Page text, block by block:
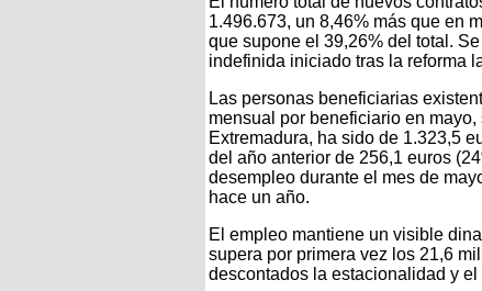
1.496.673, un 8,46% más que en
que supone el 39,26% del total.
indefinida iniciado tras la reforma
Las personas beneficiarias
mensual por beneficiario en
Extremadura, ha sido de 1.323,5
del año anterior de 256,1 euros
desempleo durante el mes de
hace un año.
El empleo mantiene un visible
supera por primera vez los 21,6
descontados la estacionalidad y